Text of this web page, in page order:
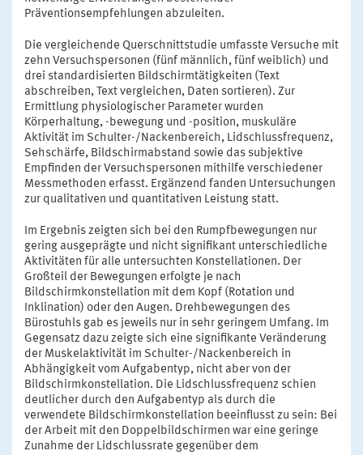
Präventionsempfehlungen abzuleiten.
Die vergleichende Querschnittstudie umfasste Versuche mit
zehn Versuchspersonen (fünf männlich, fünf weiblich) und
drei standardisierten Bildschirmtätigkeiten (Text
abschreiben, Text vergleichen, Daten sortieren). Zur
Ermittlung physiologischer Parameter wurden
Körperhaltung, -bewegung und -position, muskuläre
Aktivität im Schulter-/Nackenbereich, Lidschlussfrequenz,
Sehschärfe, Bildschirmabstand sowie das subjektive
Empfinden der Versuchspersonen mithilfe verschiedener
Messmethoden erfasst. Ergänzend fanden Untersuchungen
zur qualitativen und quantitativen Leistung statt.
Im Ergebnis zeigten sich bei den Rumpfbewegungen nur
gering ausgeprägte und nicht signifikant unterschiedliche
Aktivitäten für alle untersuchten Konstellationen. Der
Großteil der Bewegungen erfolgte je nach
Bildschirmkonstellation mit dem Kopf (Rotation und
Inklination) oder den Augen. Drehbewegungen des
Bürostuhls gab es jeweils nur in sehr geringem Umfang. Im
Gegensatz dazu zeigte sich eine signifikante Veränderung
der Muskelaktivität im Schulter-/Nackenbereich in
Abhängigkeit vom Aufgabentyp, nicht aber von der
Bildschirmkonstellation. Die Lidschlussfrequenz schien
deutlicher durch den Aufgabentyp als durch die
verwendete Bildschirmkonstellation beeinflusst zu sein: Bei
der Arbeit mit den Doppelbildschirmen war eine geringe
Zunahme der Lidschlussrate gegenüber dem